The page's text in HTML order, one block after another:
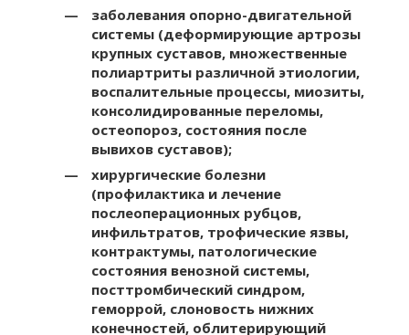
заболевания опорно-двигательной
системы (деформирующие артрозы
крупных суставов, множественные
полиартриты различной этиологии,
воспалительные процессы, миозиты,
консолидированные переломы,
остеопороз, состояния после
вывихов суставов);
хирургические болезни
(профилактика и лечение
послеоперационных рубцов,
инфильтратов, трофические язвы,
контрактумы, патологические
состояния венозной системы,
посттромбический синдром,
геморрой, слоновость нижних
конечностей, облитерирующий